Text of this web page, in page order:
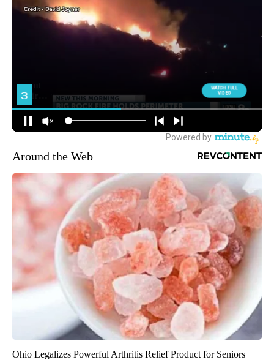
Around the Web
Ohio Legalizes Powerful Arthritis Relief Product for Seniors